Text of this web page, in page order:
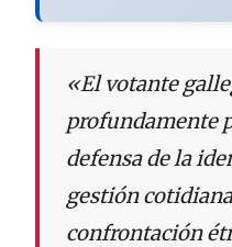
«El votante
profundamente
defensa de la
gestión
confrontación